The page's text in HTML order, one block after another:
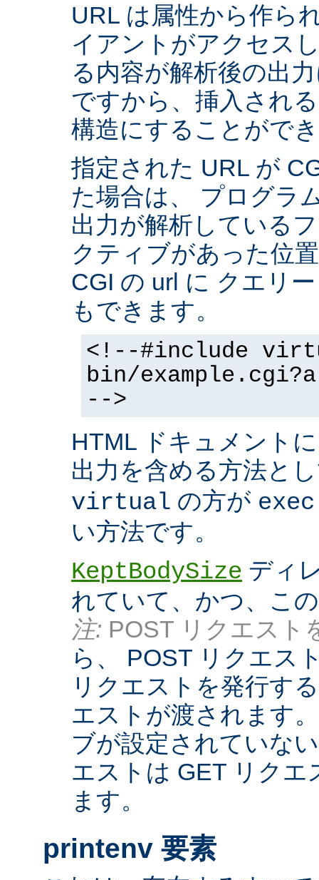
URL は属性から作ら
イアントがアクセス
る内容が解析後の出
ですから、挿入され
構造にすることがで
指定された URL が
た場合は、 プログラ
出力が解析している
クティブがあった位
CGI の url に クエリ
もできます。
<!--#include
bin/
-->
HTML ドキュメント
出力を含める方法と
virtual の方が
い方法です。
KeptBodySize ディ
れていて、かつ、こ
注: POST リクエスト
ら、 POST リクエス
リクエストを発行す
エストが渡されます
ブが設定されていな
エストは GET リク
ます。
printenv 要素